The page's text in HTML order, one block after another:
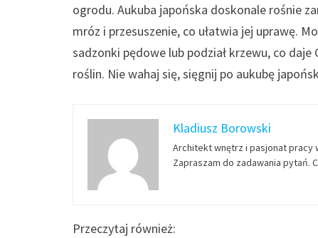
ogrodu. Aukuba japońska doskonale rośnie
mróz i przesuszenie, co ułatwia jej uprawę.
sadzonki pędowe lub podział krzewu, co
roślin. Nie wahaj się, sięgnij po aukubę
Kladiusz Borowski
Architekt wnętrz i pasjonat pracy
Zapraszam do zadawania pytań.
Przeczytaj również: